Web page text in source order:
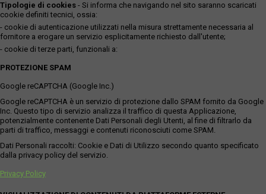
Tipologie di cookies - Si informa che navigando nel sito saranno scaricati
cookie definiti tecnici, ossia:
- cookie di autenticazione utilizzati nella misura strettamente necessaria al
fornitore a erogare un servizio esplicitamente richiesto dall'utente;
- cookie di terze parti, funzionali a:
PROTEZIONE SPAM
Google reCAPTCHA (Google Inc.)
Google reCAPTCHA è un servizio di protezione dallo SPAM fornito da Google
Inc. Questo tipo di servizio analizza il traffico di questa Applicazione,
potenzialmente contenente Dati Personali degli Utenti, al fine di filtrarlo da
parti di traffico, messaggi e contenuti riconosciuti come SPAM.
Dati Personali raccolti: Cookie e Dati di Utilizzo secondo quanto specificato
dalla privacy policy del servizio.
Privacy Policy